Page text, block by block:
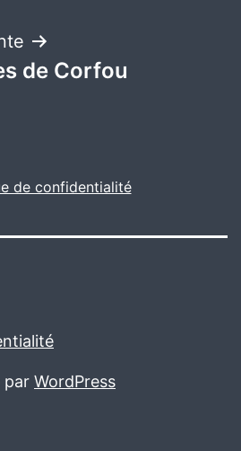
de Corfou
de confidentialité
par WordPress